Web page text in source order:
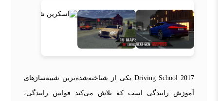
Driving School 2017 یکی از شناخته‌شده‌ترین شبیه‌سازهای
آموزش رانندگی است که تلاش می‌کند قوانین رانندگی،